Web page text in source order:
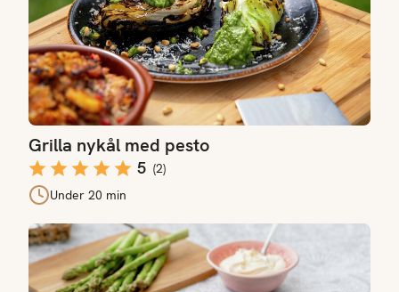
Grilla nykål med pesto
5 (2)
Under 20 min
Grillet asparges